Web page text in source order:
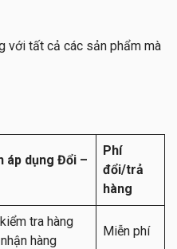
với tất cả các sản phẩm mà
áp dụng Đổi –
Phí
đổi/trả
hàng
tra hàng
hàng
Miễn phí